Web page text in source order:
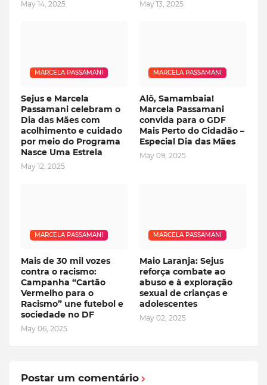
May 14, 2025 May 13, 2025
MARCELA PASSAMANI
Sejus e Marcela
Passamani celebram o
Dia das Mães com
acolhimento e cuidado
por meio do Programa
Nasce Uma Estrela
May 12, 2025
MARCELA PASSAMANI
Alô, Samambaia!
Marcela Passamani
convida para o GDF
Mais Perto do Cidadão –
Especial Dia das Mães
May 09, 2025
MARCELA PASSAMANI
Mais de 30 mil vozes
contra o racismo:
Campanha “Cartão
Vermelho para o
Racismo” une futebol e
sociedade no DF
May 06, 2025
MARCELA PASSAMANI
Maio Laranja: Sejus
reforça combate ao
abuso e à exploração
sexual de crianças e
adolescentes
May 02, 2025
Postar um comentário